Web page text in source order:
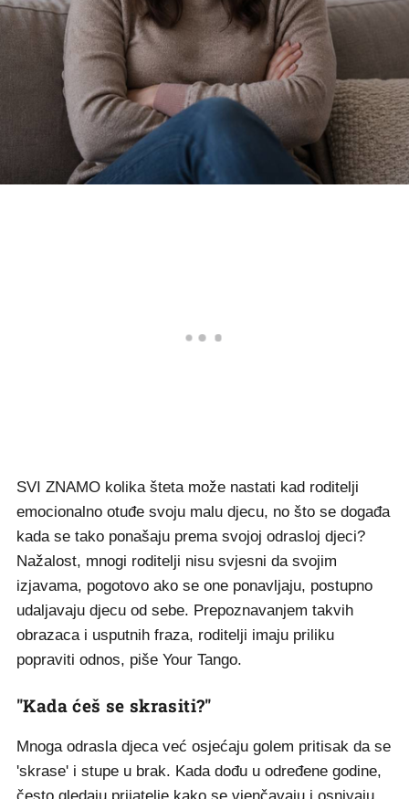
SVI ZNAMO kolika šteta može nastati kad roditelji
emocionalno otuđe svoju malu djecu, no što se događa
kada se tako ponašaju prema svojoj odrasloj djeci?
Nažalost, mnogi roditelji nisu svjesni da svojim
izjavama, pogotovo ako se one ponavljaju, postupno
udaljavaju djecu od sebe. Prepoznavanjem takvih
obrazaca i usputnih fraza, roditelji imaju priliku
popraviti odnos, piše Your Tango.
"Kada ćeš se skrasiti?"
Mnoga odrasla djeca već osjećaju golem pritisak da se
'skrase' i stupe u brak. Kada dođu u određene godine,